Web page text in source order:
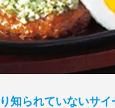
知られていないサイ